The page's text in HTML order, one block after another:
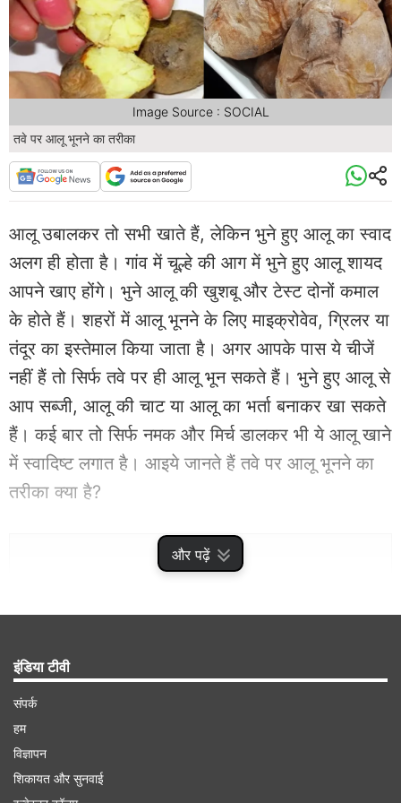
और पढ़ें
तवे पर आलू भूनने का तरीका
Image Source : SOCIAL
आलू उबालकर तो सभी खाते हैं, लेकिन भुने हुए आलू का स्वाद
अलग ही होता है। गांव में चूल्हे की आग में भुने हुए आलू शायद
आपने खाए होंगे। भुने आलू की खुशबू और टेस्ट दोनों कमाल
के होते हैं। शहरों में आलू भूनने के लिए माइक्रोवेव, ग्रिलर या
तंदूर का इस्तेमाल किया जाता है। अगर आपके पास ये चीजें
नहीं हैं तो सिर्फ तवे पर ही आलू भून सकते हैं। भुने हुए आलू से
आप सब्जी, आलू की चाट या आलू का भर्ता बनाकर खा सकते
हैं। कई बार तो सिर्फ नमक और मिर्च डालकर भी ये आलू खाने
में स्वादिष्ट लगात है। आइये जानते हैं तवे पर आलू भूनने का
तरीका क्या है?
इंडिया टीवी
संपर्क
हम
विज्ञापन
शिकायत और सुनवाई